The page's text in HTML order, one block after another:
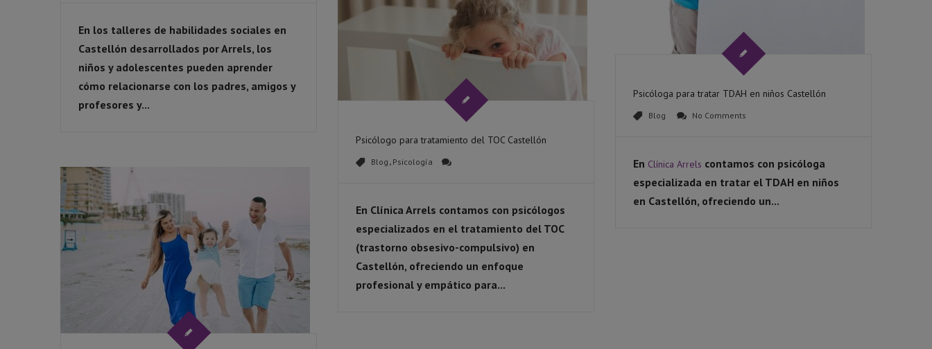
En los talleres de habilidades sociales en
Castellón desarrollados por Arrels, los
niños y adolescentes pueden aprender
cómo relacionarse con los padres, amigos y
profesores y...
Psicóloga para tratar TDAH en niños Castellón
Blog No Comments
En Clínica Arrels contamos con psicóloga
especializada en tratar el TDAH en niños
en Castellón, ofreciendo un...
Psicólogo para tratamiento del TOC Castellón
Blog , Psicología
En Clínica Arrels contamos con psicólogos
especializados en el tratamiento del TOC
(trastorno obsesivo-compulsivo) en
Castellón, ofreciendo un enfoque
profesional y empático para...